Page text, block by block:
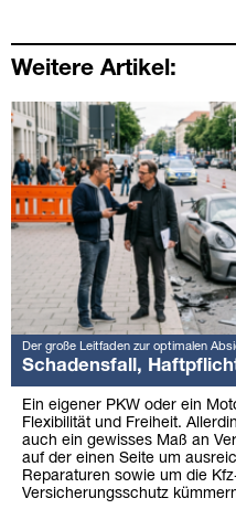
Weitere Artikel:
Der große Leitfaden zur optimalen
Schadensfall,
Ein eigener PKW oder ein
Flexibilität und Freiheit.
auch ein gewisses Maß an
auf der einen Seite um
Reparaturen sowie um die
Versicherungsschutz